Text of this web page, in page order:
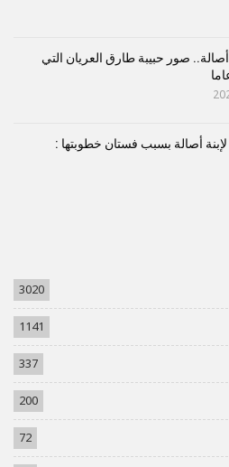
صور حبيبة طارق العريان التي
لإبنة أصالة بسبب فستان خطوبتها :
3020
1141
337
200
72